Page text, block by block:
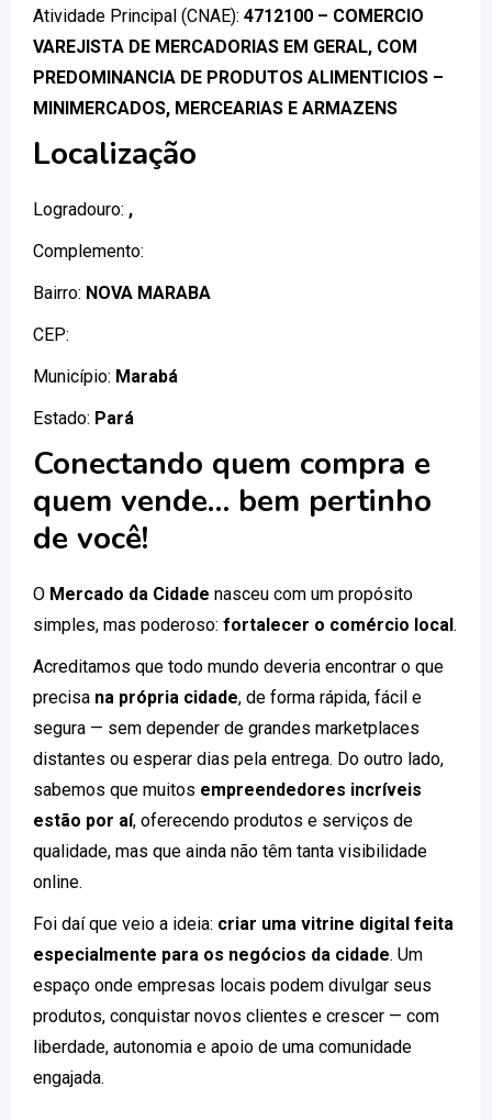
Atividade Principal (CNAE): 4712100 – COMERCIO
VAREJISTA DE MERCADORIAS EM GERAL, COM
PREDOMINANCIA DE PRODUTOS ALIMENTICIOS –
MINIMERCADOS, MERCEARIAS E ARMAZENS
Localização
Logradouro: ,
Complemento:
Bairro: NOVA MARABA
CEP:
Município: Marabá
Estado: Pará
Conectando quem compra e
quem vende… bem pertinho
de você!
O Mercado da Cidade nasceu com um propósito
simples, mas poderoso: fortalecer o comércio local.
Acreditamos que todo mundo deveria encontrar o que
precisa na própria cidade, de forma rápida, fácil e
segura — sem depender de grandes marketplaces
distantes ou esperar dias pela entrega. Do outro lado,
sabemos que muitos empreendedores incríveis
estão por aí, oferecendo produtos e serviços de
qualidade, mas que ainda não têm tanta visibilidade
online.
Foi daí que veio a ideia: criar uma vitrine digital feita
especialmente para os negócios da cidade. Um
espaço onde empresas locais podem divulgar seus
produtos, conquistar novos clientes e crescer — com
liberdade, autonomia e apoio de uma comunidade
engajada.